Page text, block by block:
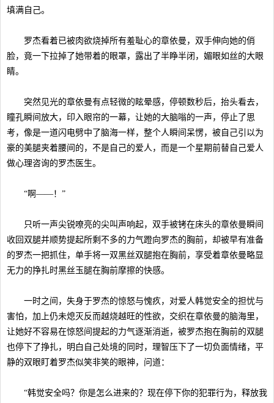
填满自己。
罗杰看着已被肉欲烧掉所有羞耻心的章依曼，双手伸向她的俏
脸，竟一下拉掉了她带着的眼罩，露出了半睁半闭，媚眼如丝的大眼
睛。
突然见光的章依曼有点轻微的眩晕感，停顿数秒后，抬头看去，
瞳孔瞬间放大，印入眼帘的一幕，让她的大脑嗡的一声，停止了思
考，像是一道闪电劈中了脑海一样，整个人瞬间呆愣，被自己引以为
豪的美腿夹着腰间的，不是自己的爱人，而是一个星期前替自己爱人
做心理咨询的罗杰医生。
“啊——！”
只听一声尖锐嘹亮的尖叫声响起，双手被铐在床头的章依曼瞬间
收回双腿并顺势提起所剩不多的力气蹬向罗杰的胸前，却被早有准备
的罗杰一把抓住，单手将一双黑丝双腿抱在胸前，享受着章依曼略显
无力的挣扎时黑丝玉腿在胸前摩擦的快感。
一时之间，失身于罗杰的惊怒与愧疚，对爱人韩觉安全的担忧与
害怕，加上仍未熄灭反而越烧越旺的性欲，交织在章依曼的脑海里，
让她好不容易在惊怒间提起的力气逐渐消逝，被罗杰抱在胸前的双腿
也停下了挣扎，明白自己处境的同时，理智压下了一切负面情绪，平
静的双眼盯着罗杰似笑非笑的眼神，问道：
“韩觉安全吗？你是怎么进来的？现在停下你的犯罪行为，释放我